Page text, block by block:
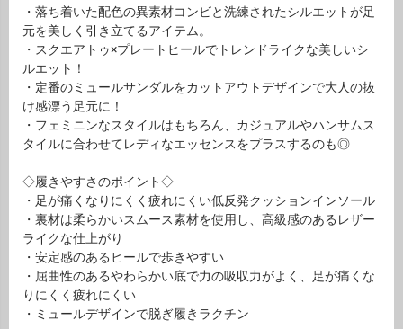
・落ち着いた配色の異素材コンビと洗練されたシルエットが足
元を美しく引き立てるアイテム。
・スクエアトゥ×プレートヒールでトレンドライクな美しいシ
ルエット！
・定番のミュールサンダルをカットアウトデザインで大人の抜
け感漂う足元に！
・フェミニンなスタイルはもちろん、カジュアルやハンサムス
タイルに合わせてレディなエッセンスをプラスするのも◎
◇履きやすさのポイント◇
・足が痛くなりにくく疲れにくい低反発クッションインソール
・裏材は柔らかいスムース素材を使用し、高級感のあるレザー
ライクな仕上がり
・安定感のあるヒールで歩きやすい
・屈曲性のあるやわらかい底で力の吸収力がよく、足が痛くな
りにくく疲れにくい
・ミュールデザインで脱ぎ履きラクチン